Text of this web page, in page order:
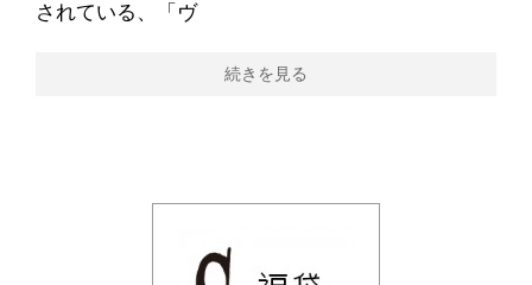
されている、「ヴ
続きを見る